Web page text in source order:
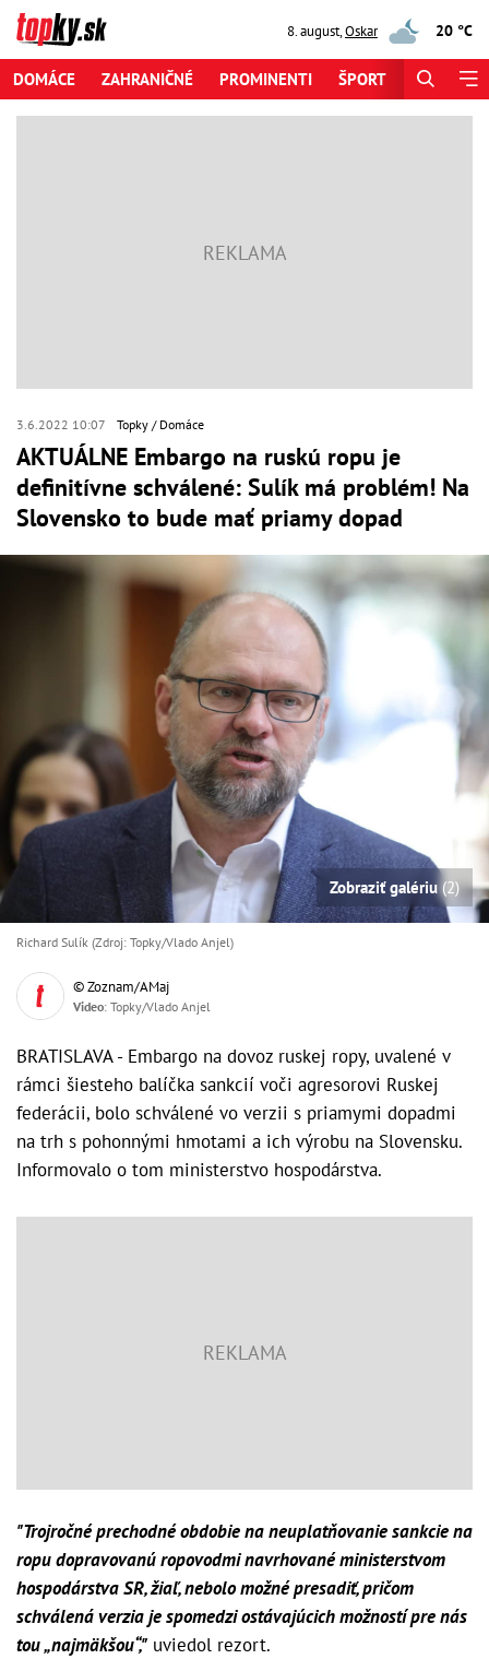
8. august,Oskar 20 °C
DOMÁCE ZAHRANIČNÉ PROMINENTI ŠPORT
3.6.2022 10:07 Topky Domáce
AKTUÁLNE Embargo na ruskú ropu je
definitívne schválené: Sulík má problém! Na
Slovensko to bude mať priamy dopad
Zobraziť galériu (2)
Richard Sulík (Zdroj: Topky/Vlado Anjel)
© Zoznam/AMaj
Video: Topky/Vlado Anjel
BRATISLAVA - Embargo na dovoz ruskej ropy, uvalené v
rámci šiesteho balíčka sankcií voči agresorovi Ruskej
federácii, bolo schválené vo verzii s priamymi dopadmi
na trh s pohonnými hmotami a ich výrobu na Slovensku.
Informovalo o tom ministerstvo hospodárstva.
"Trojročné prechodné obdobie na neuplatňovanie sankcie na
ropu dopravovanú ropovodmi navrhované ministerstvom
hospodárstva SR, žiaľ, nebolo možné presadiť, pričom
schválená verzia je spomedzi ostávajúcich možností pre nás
tou „najmäkšou“," uviedol rezort.